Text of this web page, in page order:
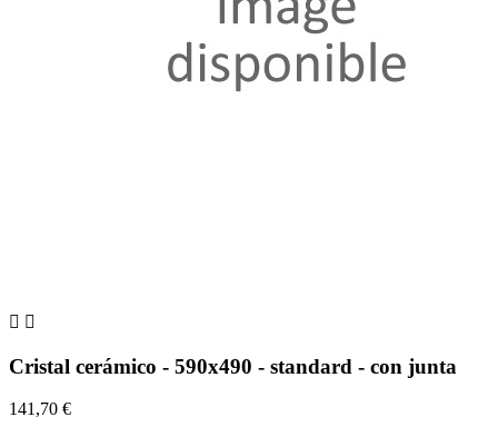
 
Cristal cerámico - 590x490 - standard - con junta
141,70 €